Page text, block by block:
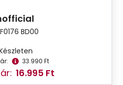
BD00
33.990 Ft
16.995 Ft